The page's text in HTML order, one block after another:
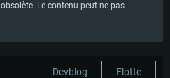
Le contenu peut ne pas
Devblog Flotte